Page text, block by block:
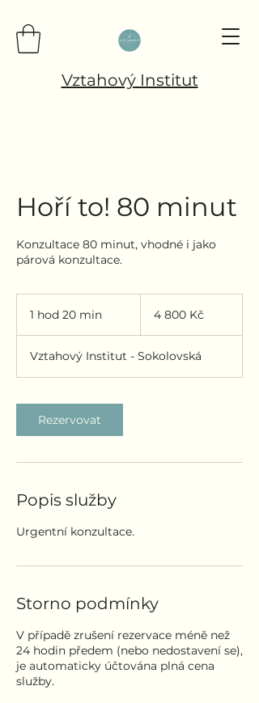
Vztahový Institut
Hoří to! 80 minut
Konzultace 80 minut, vhodné i jako
párová konzultace.
1 hod 20 min
2
0
i
korun4 800 Kč
Vztahový Institut - Sokolovská
Rezervovat
Popis služby
Urgentní konzultace.
Storno podmínky
V případě zrušení rezervace méně než
24 hodin předem (nebo nedostavení se),
je automaticky účtována plná cena
služby.